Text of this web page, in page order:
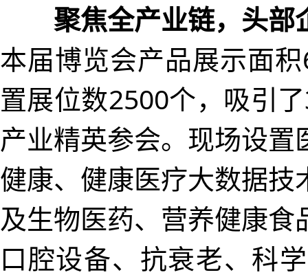
聚焦全产业链，头部
本届博览会产品展示面
置展位数2500个，吸引
产业精英参会。现场设置
健康、健康医疗大数据技
及生物医药、营养健康食
口腔设备、抗衰老、科